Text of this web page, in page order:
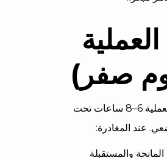
صفر)
تستغرق العملية 6–8 ساعات تحت
عند المغادرة:
والمستقبِلة